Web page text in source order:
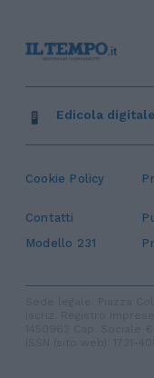
Cookie Policy
Contatti
Modello 231
Edicola digitale